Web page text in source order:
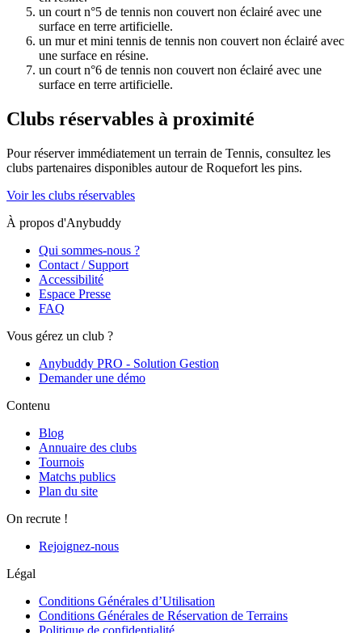
un court n°5 de tennis non couvert non éclairé avec une
surface en terre artificielle.
un mur et mini tennis de tennis non couvert non éclairé avec
une surface en résine.
un court n°6 de tennis non couvert non éclairé avec une
surface en terre artificielle.
Clubs réservables à proximité
Pour réserver immédiatement un terrain de Tennis, consultez les
clubs partenaires disponibles autour de Roquefort les pins.
Voir les clubs réservables
À propos d'Anybuddy
Qui sommes-nous ?
Contact / Support
Accessibilité
Espace Presse
FAQ
Vous gérez un club ?
Anybuddy PRO - Solution Gestion
Demander une démo
Contenu
Blog
Annuaire des clubs
Tournois
Matchs publics
Plan du site
On recrute !
Rejoignez-nous
Légal
Conditions Générales d’Utilisation
Conditions Générales de Réservation de Terrains
Politique de confidentialité